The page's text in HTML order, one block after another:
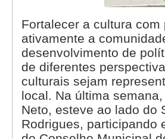
Fortalecer a cultura
ativamente a
desenvolvimento de
de diferentes
culturais sejam
local. Na última
Neto, esteve ao lado do
Rodrigues, participando